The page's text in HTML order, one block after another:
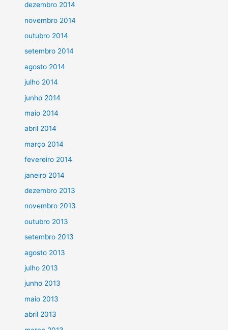
dezembro 2014
novembro 2014
outubro 2014
setembro 2014
agosto 2014
julho 2014
junho 2014
maio 2014
abril 2014
março 2014
fevereiro 2014
janeiro 2014
dezembro 2013
novembro 2013
outubro 2013
setembro 2013
agosto 2013
julho 2013
junho 2013
maio 2013
abril 2013